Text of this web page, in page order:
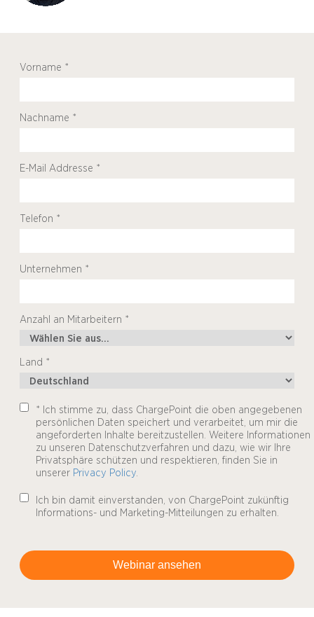
Vorname *
Nachname *
E-Mail Addresse *
Telefon *
Unternehmen *
Anzahl an Mitarbeitern *
Land *
* Ich stimme zu, dass ChargePoint die oben angegebenen
persönlichen Daten speichert und verarbeitet, um mir die
angeforderten Inhalte bereitzustellen. Weitere Informationen
zu unseren Datenschutzverfahren und dazu, wie wir Ihre
Privatsphäre schützen und respektieren, finden Sie in
unserer Privacy Policy.
Ich bin damit einverstanden, von ChargePoint zukünftig
Informations- und Marketing-Mitteilungen zu erhalten.
Webinar ansehen